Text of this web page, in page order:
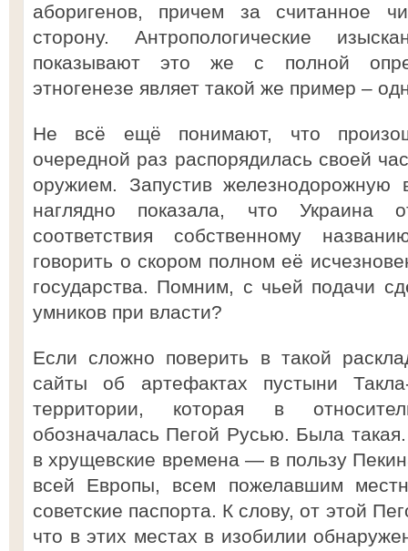
аборигенов, причем за считанное
сторону. Антропологические
показывают это же с полной
этногенезе являет такой же пример –
Не всё ещё понимают, что
очередной раз распорядилась своей
оружием. Запустив железнодорожную
наглядно показала, что
соответствия собственному
говорить о скором полном её
государства. Помним, с чьей подачи
умников при власти?
Если сложно поверить в такой
сайты об артефактах пустыни
территории, которая в
обозначалась Пегой Русью. Была
в хрущевские времена — в пользу
всей Европы, всем пожелавшим
советские паспорта. К слову, от этой
что в этих местах в изобилии